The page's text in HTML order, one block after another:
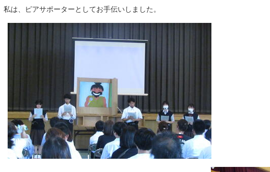
私は、ピアサポーターとしてお手伝いしました。